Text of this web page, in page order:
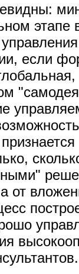
этапе
если
от